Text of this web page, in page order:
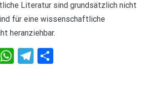
Literatur sind grundsätzlich nicht
für eine wissenschaftliche
heranziehbar.
WhatsApp
Telegram